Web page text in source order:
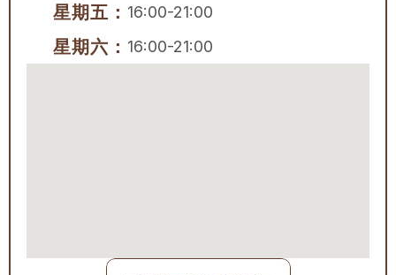
星期五： 16:00-21:00
星期六： 16:00-21:00